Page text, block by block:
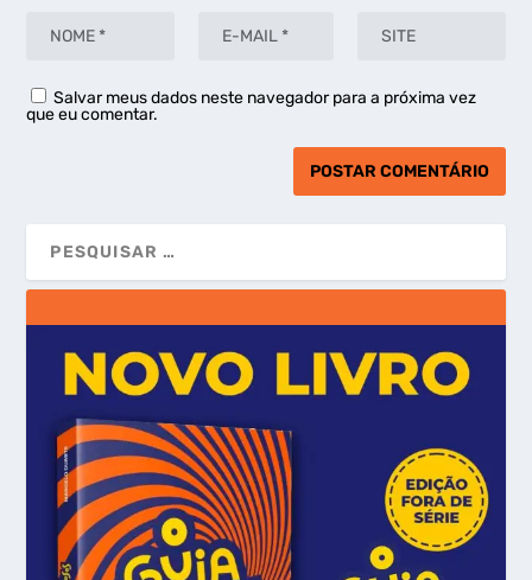
Salvar meus dados neste navegador para a próxima vez
que eu comentar.